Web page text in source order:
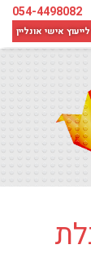
054-4498082
לייעוץ אישי אונליין